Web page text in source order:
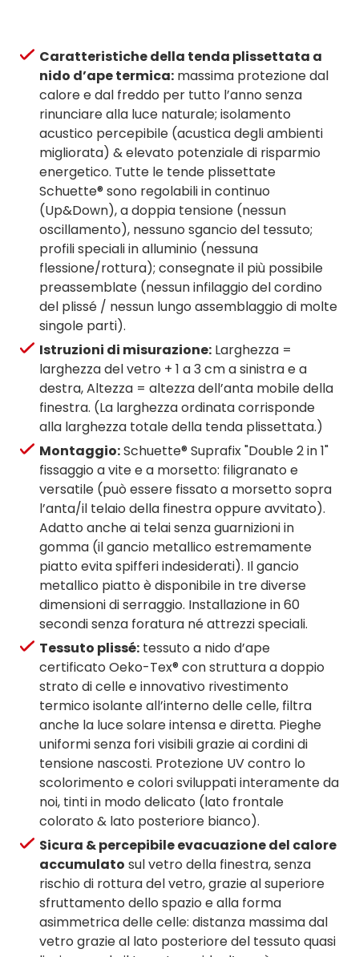
Caratteristiche della tenda plissettata a
nido d’ape termica: massima protezione dal
calore e dal freddo per tutto l’anno senza
rinunciare alla luce naturale; isolamento
acustico percepibile (acustica degli ambienti
migliorata) & elevato potenziale di risparmio
energetico. Tutte le tende plissettate
Schuette® sono regolabili in continuo
(Up&Down), a doppia tensione (nessun
oscillamento), nessuno sgancio del tessuto;
profili speciali in alluminio (nessuna
flessione/rottura); consegnate il più possibile
preassemblate (nessun infilaggio del cordino
del plissé / nessun lungo assemblaggio di molte
singole parti).
Istruzioni di misurazione: Larghezza =
larghezza del vetro + 1 a 3 cm a sinistra e a
destra, Altezza = altezza dell’anta mobile della
finestra. (La larghezza ordinata corrisponde
alla larghezza totale della tenda plissettata.)
Montaggio:Schuette® Suprafix "Double 2 in 1"
fissaggio a vite e a morsetto: filigranato e
versatile (può essere fissato a morsetto sopra
l’anta/il telaio della finestra oppure avvitato).
Adatto anche ai telai senza guarnizioni in
gomma (il gancio metallico estremamente
piatto evita spifferi indesiderati). Il gancio
metallico piatto è disponibile in tre diverse
dimensioni di serraggio. Installazione in 60
secondi senza foratura né attrezzi speciali.
Tessuto plissé: tessuto a nido d’ape
certificato Oeko-Tex® con struttura a doppio
strato di celle e innovativo rivestimento
termico isolante all’interno delle celle, filtra
anche la luce solare intensa e diretta. Pieghe
uniformi senza fori visibili grazie ai cordini di
tensione nascosti. Protezione UV contro lo
scolorimento e colori sviluppati interamente da
noi, tinti in modo delicato (lato frontale
colorato & lato posteriore bianco).
Sicura & percepibile evacuazione del calore
accumulato sul vetro della finestra, senza
rischio di rottura del vetro, grazie al superiore
sfruttamento dello spazio e alla forma
asimmetrica delle celle: distanza massima dal
vetro grazie al lato posteriore del tessuto quasi